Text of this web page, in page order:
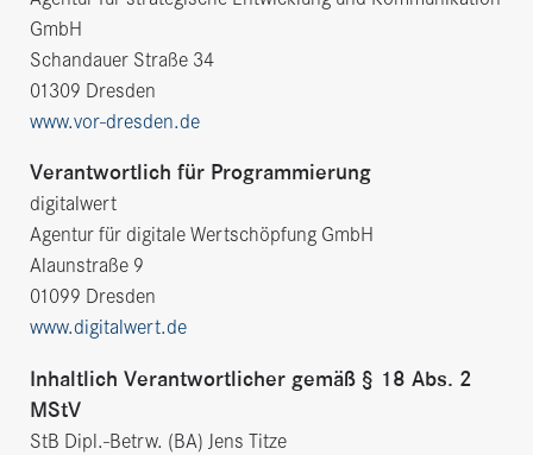
GmbH
Schandauer Straße 34
01309 Dresden
www.vor-dresden.de
Verantwortlich für Programmierung
digitalwert
Agentur für digitale Wertschöpfung GmbH
Alaunstraße 9
01099 Dresden
www.digitalwert.de
Inhaltlich Verantwortlicher gemäß § 18 Abs. 2
MStV
StB Dipl.-Betrw. (BA) Jens Titze